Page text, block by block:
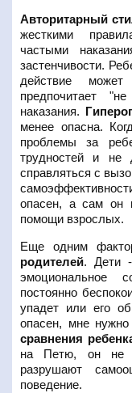
Авторитарный
жесткими
частыми
застенчивости.
действие
предпочитает
наказания.
менее опасна.
проблемы за
трудностей и не
справляться с
опасен, а сам он
помощи взрослых.
Еще одним
родителей. Дети
эмоциональное
постоянно
упадет или его
опасен, мне
сравнения
на Петю, он не
разрушают
поведение.